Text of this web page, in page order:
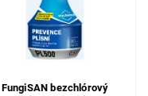
FungiSAN bezchlórový